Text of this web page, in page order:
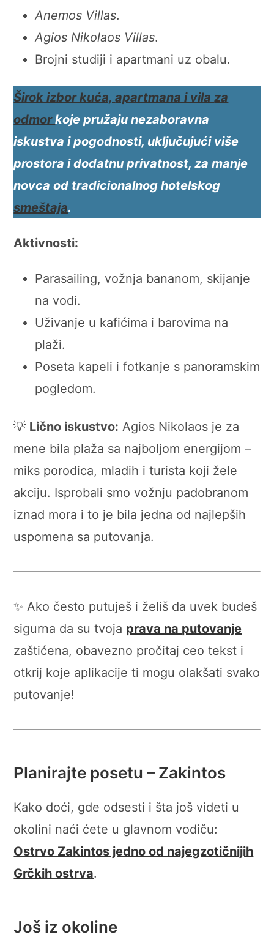
Anemos Villas.
Agios Nikolaos Villas.
Brojni studiji i apartmani uz obalu.
Širok izbor kuća,apartmana i vilaza
odmorkoje pružaju nezaboravna
iskustva i pogodnosti, uključujući više
prostora i dodatnu privatnost, za manje
novca od tradicionalnog hotelskog
smeštaja.
Aktivnosti:
Parasailing, vožnja bananom, skijanje
na vodi.
Uživanje u kafićima i barovima na
plaži.
Poseta kapeli i fotkanje s panoramskim
pogledom.
💡 Lično iskustvo: Agios Nikolaos je za
mene bila plaža sa najboljom energijom –
miks porodica, mladih i turista koji žele
akciju. Isprobali smo vožnju padobranom
iznad mora i to je bila jedna od najlepših
uspomena sa putovanja.
✨ Ako često putuješ i želiš da uvek budeš
sigurna da su tvoja prava na putovanje
zaštićena, obavezno pročitaj ceo tekst i
otkrij koje aplikacije ti mogu olakšati svako
putovanje!
Planirajte posetu – Zakintos
Kako doći, gde odsesti i šta još videti u
okolini naći ćete u glavnom vodiču:
Ostrvo Zakintos jedno od najegzotičnijih
Grčkih ostrva.
Još iz okoline